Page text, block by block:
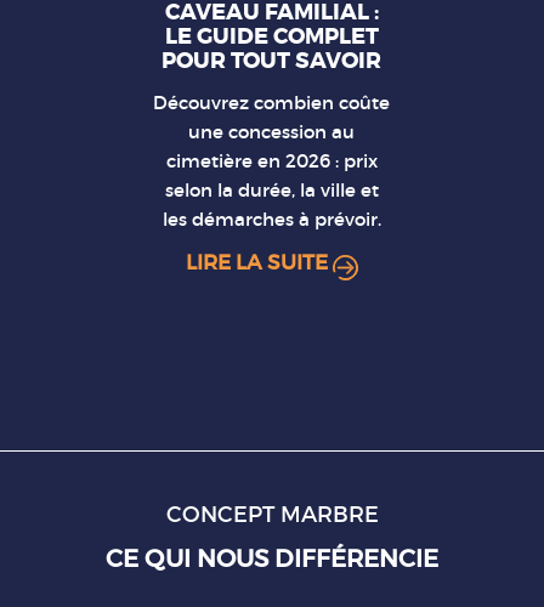
CAVEAU FAMILIAL :
LE GUIDE COMPLET
POUR TOUT SAVOIR
Découvrez combien coûte
une concession au
cimetière en 2026 : prix
selon la durée, la ville et
les démarches à prévoir.
LIRE LA SUITE
CONCEPT MARBRE
CE QUI NOUS DIFFÉRENCIE